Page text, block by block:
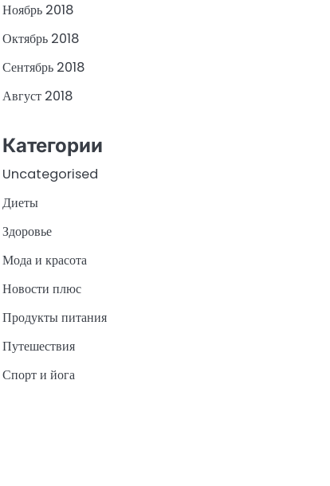
Ноябрь 2018
Октябрь 2018
Сентябрь 2018
Август 2018
Категории
Uncategorised
Диеты
Здоровье
Мода и красота
Новости плюс
Продукты питания
Путешествия
Спорт и йога